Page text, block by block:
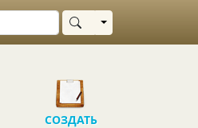
Выбрать область
СОЗДАТЬ